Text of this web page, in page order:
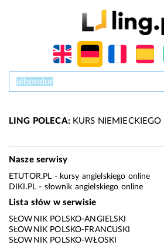
LING POLECA:KURS
Nasze serwisy
ETUTOR.PL - kursy angielskiego online
DIKI.PL - słownik angielskiego online
Lista słów w serwisie
SŁOWNIK POLSKO-ANGIELSKI
SŁOWNIK POLSKO-FRANCUSKI
SŁOWNIK POLSKO-WŁOSKI